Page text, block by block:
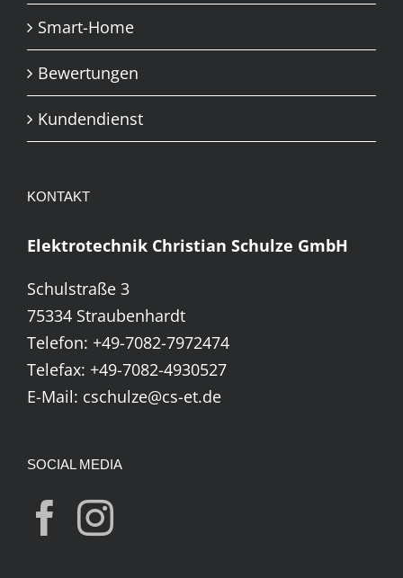
Smart-Home
Bewertungen
Kundendienst
KONTAKT
Elektrotechnik Christian Schulze GmbH
Schulstraße 3
75334 Straubenhardt
Telefon: +49-7082-7972474
Telefax: +49-7082-4930527
E-Mail: cschulze@cs-et.de
SOCIAL MEDIA